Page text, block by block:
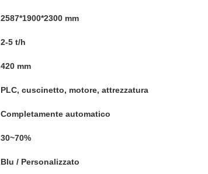
2587*1900*2300 mm
2-5 t/h
420 mm
PLC, cuscinetto, motore, attrezzatura
Completamente automatico
30~70%
Blu / Personalizzato